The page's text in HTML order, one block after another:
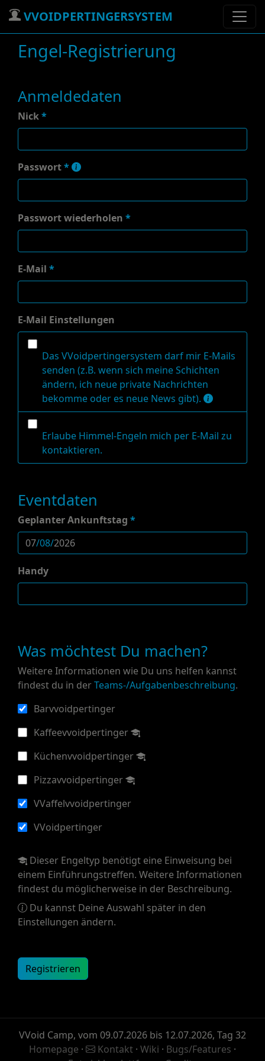
VVOIDPERTINGERSYSTEM
Engel-Registrierung
Anmeldedaten
Nick*
Passwort*
Passwort wiederholen *
E-Mail *
E-Mail Einstellungen
Das VVoidpertingersystem darf mir E-Mails
senden (z.B. wenn sich meine Schichten
ändern, ich neue private Nachrichten
bekomme oder es neue News gibt).
Erlaube Himmel-Engeln mich per E-Mail zu
kontaktieren.
Eventdaten
Geplanter Ankunftstag *
Handy
Was möchtest Du machen?
Weitere Informationen wie Du uns helfen kannst
findest du in derTeams-/Aufgabenbeschreibung.
Barvvoidpertinger
Kaffeevvoidpertinger
Küchenvvoidpertinger
Pizzavvoidpertinger
VVaffelvvoidpertinger
VVoidpertinger
Dieser Engeltyp benötigt eine Einweisung bei
einem Einführungstreffen. Weitere Informationen
findest du möglicherweise in der Beschreibung.
Du kannst Deine Auswahl später in den
Einstellungen ändern.
Registrieren
VVoid Camp, vom 09.07.2026 bis 12.07.2026, Tag 32
Homepage · Kontakt · Wiki · Bugs/Features ·